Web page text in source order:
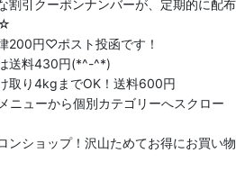
割引クーポンナンバーが、定期的に配布
200円♡ポスト投函です！
送料430円(*^-^*)
取り4kgまでOK！送料600円
ューから個別カテゴリーへスクロー
ショップ！沢山ためてお得にお買い物